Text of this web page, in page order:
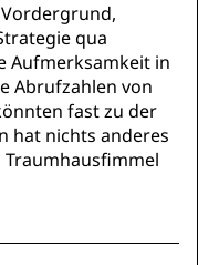
qua
Aufmerksamkeit in
Abrufzahlen von
fast zu der
hat nichts anderes